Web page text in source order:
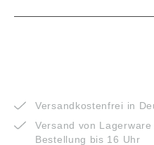
Versandkostenfrei in
Versand von
Bestellung bis 16 Uhr